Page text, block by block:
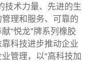
技术力量、先进的生
理和服务、可靠的
“悦龙”牌系列橡胶
科技进步推动企业
管理，以“高科技加